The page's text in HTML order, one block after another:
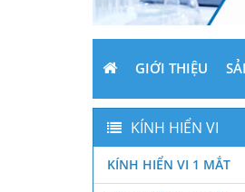
GIỚI THIỆU
KÍNH HIỂN VI
KÍNH HIỂN VI 1 MẮT